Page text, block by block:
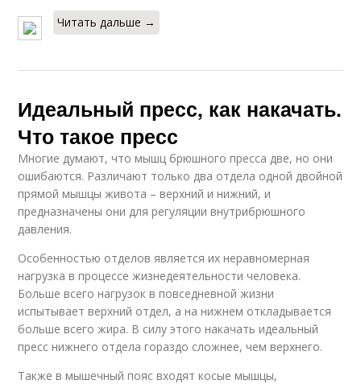
Читать дальше →
Идеальный пресс, как накачать.
Что такое пресс
Многие думают, что мышц брюшного пресса две, но они
ошибаются. Различают только два отдела одной двойной
прямой мышцы живота – верхний и нижний, и
предназначены они для регуляции внутрибрюшного
давления.
Особенностью отделов является их неравномерная
нагрузка в процессе жизнедеятельности человека.
Больше всего нагрузок в повседневной жизни
испытывает верхний отдел, а на нижнем откладывается
больше всего жира. В силу этого накачать идеальный
пресс нижнего отдела гораздо сложнее, чем верхнего.
Также в мышечный пояс входят косые мышцы,